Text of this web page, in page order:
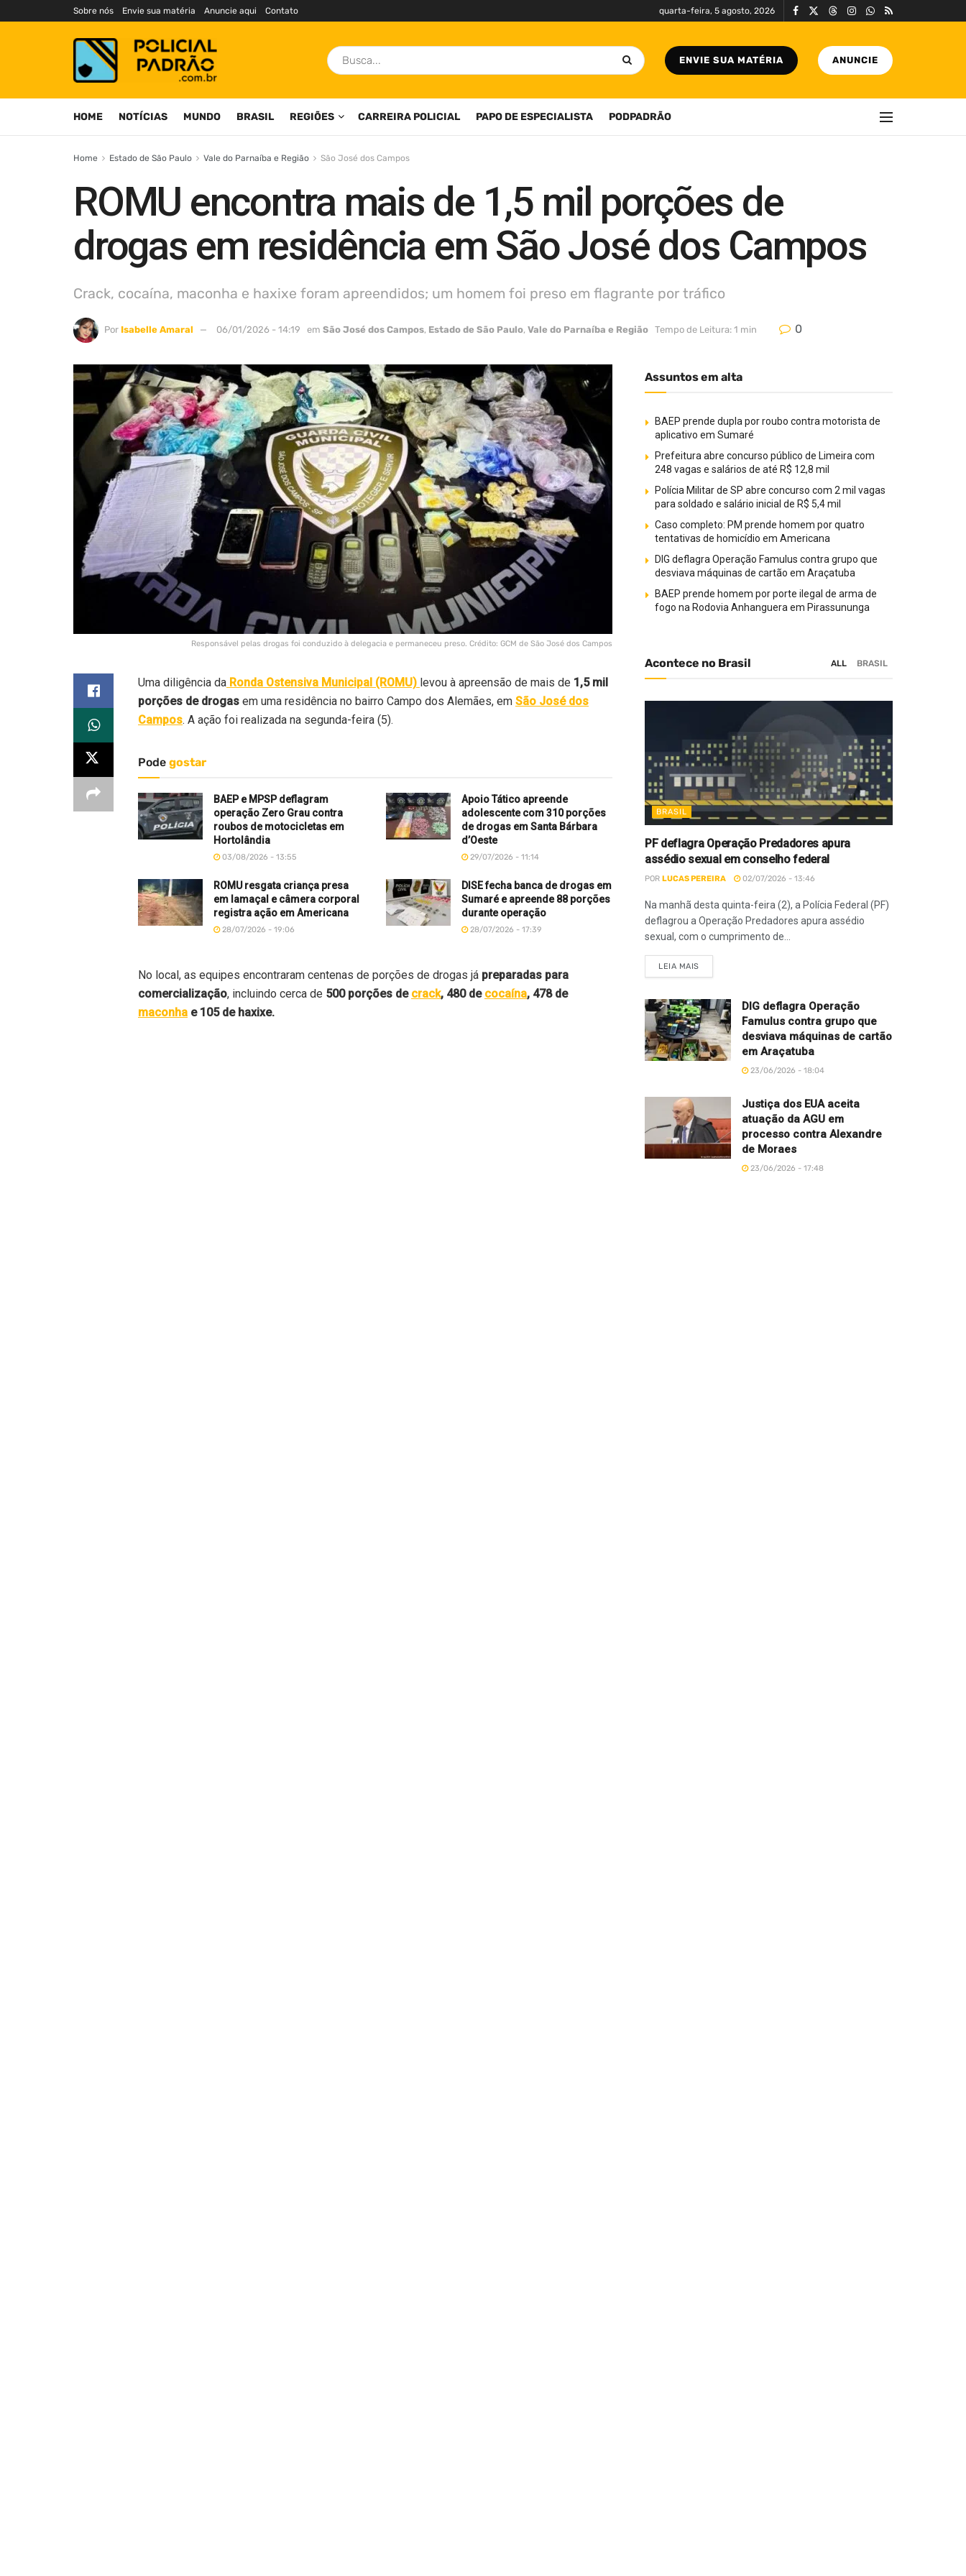
Sobre nós Envie sua matéria Anuncie aqui Contato quarta-feira, 5 agosto, 2026
ENVIE SUA MATÉRIA ANUNCIE
HOME NOTÍCIAS MUNDO BRASIL REGIÕES CARREIRA POLICIAL PAPO DE ESPECIALISTA PODPADRÃO
Home Estado de São Paulo Vale do Parnaíba e Região São José dos Campos
ROMU encontra mais de 1,5 mil porções de
drogas em residência em São José dos Campos
Crack, cocaína, maconha e haxixe foram apreendidos; um homem foi preso em flagrante por tráfico
Por Isabelle Amaral 06/01/2026 - 14:19 em São José dos Campos, Estado de São Paulo, Vale do Parnaíba e Região Tempo de Leitura: 1 min 0
Responsável pelas drogas foi conduzido à delegacia e permaneceu preso. Crédito: GCM de São José dos Campos
Uma diligência da Ronda Ostensiva Municipal (ROMU) levou à apreensão de mais de 1,5 mil
porções de drogas em uma residência no bairro Campo dos Alemães, em São José dos
Campos. A ação foi realizada na segunda-feira (5).
Pode gostar
BAEP e MPSP deflagram
operação Zero Grau contra
roubos de motocicletas em
Hortolândia
03/08/2026 - 13:55
Apoio Tático apreende
adolescente com 310 porções
de drogas em Santa Bárbara
d’Oeste
29/07/2026 - 11:14
ROMU resgata criança presa
em lamaçal e câmera corporal
registra ação em Americana
28/07/2026 - 19:06
DISE fecha banca de drogas em
Sumaré e apreende 88 porções
durante operação
28/07/2026 - 17:39
No local, as equipes encontraram centenas de porções de drogas já preparadas para
comercialização, incluindo cerca de 500 porções de crack, 480 de cocaína, 478 de
maconha e 105 de haxixe.
Assuntos em alta
BAEP prende dupla por roubo contra motorista de
aplicativo em Sumaré
Prefeitura abre concurso público de Limeira com
248 vagas e salários de até R$ 12,8 mil
Polícia Militar de SP abre concurso com 2 mil vagas
para soldado e salário inicial de R$ 5,4 mil
Caso completo: PM prende homem por quatro
tentativas de homicídio em Americana
DIG deflagra Operação Famulus contra grupo que
desviava máquinas de cartão em Araçatuba
BAEP prende homem por porte ilegal de arma de
fogo na Rodovia Anhanguera em Pirassununga
Acontece no Brasil ALL BRASIL
BRASIL
PF deflagra Operação Predadores apura
assédio sexual em conselho federal
POR LUCAS PEREIRA 02/07/2026 - 13:46
Na manhã desta quinta-feira (2), a Polícia Federal (PF)
deflagrou a Operação Predadores apura assédio
sexual, com o cumprimento de...
LEIA MAIS
DIG deflagra Operação
Famulus contra grupo que
desviava máquinas de cartão
em Araçatuba
23/06/2026 - 18:04
Justiça dos EUA aceita
atuação da AGU em
processo contra Alexandre
de Moraes
23/06/2026 - 17:48